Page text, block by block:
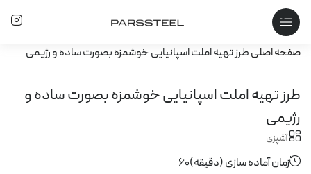
صفحه اصلیطرز تهیه املت اسپانیایی خوشمزه بصورت ساده و رژیمی
طرز تهیه املت اسپانیایی خوشمزه بصورت ساده و
رژیمی
آشپزی
زمان آماده سازی (دقیقه)60